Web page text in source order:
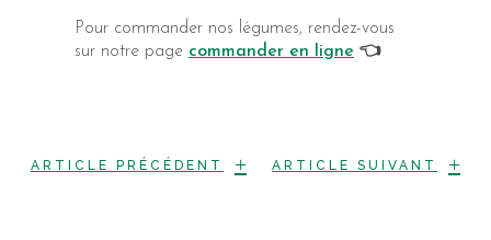
Pour commander nos légumes, rendez-vous
sur notre page commander en ligne 👈
ARTICLE PRÉCÉDENT + ARTICLE SUIVANT +